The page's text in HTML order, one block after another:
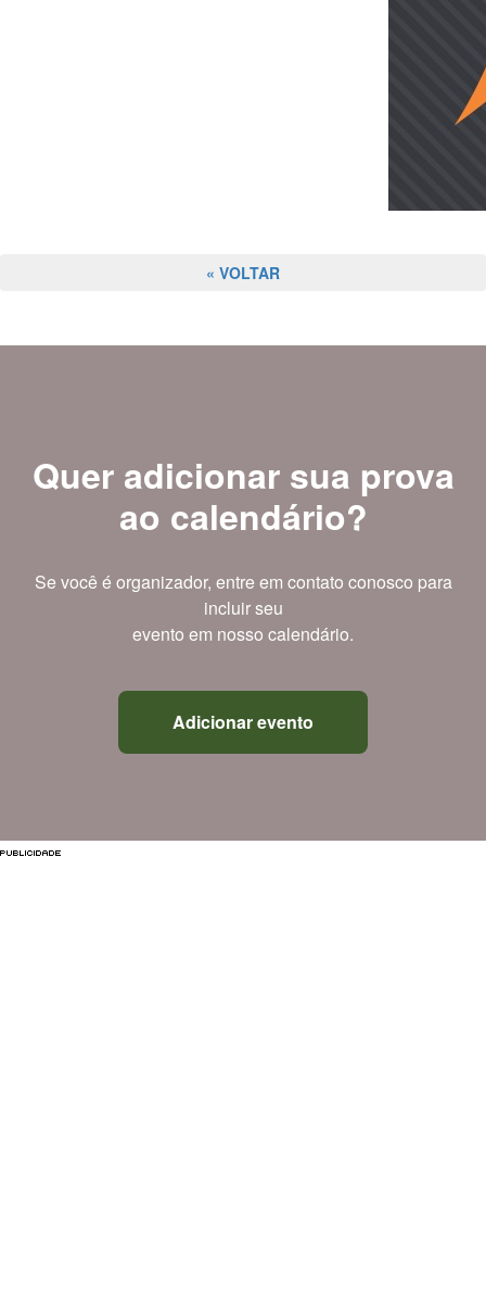
« VOLTAR
Quer adicionar sua prova
ao calendário?
Se você é organizador, entre em contato conosco para
incluir seu
evento em nosso calendário.
Adicionar evento